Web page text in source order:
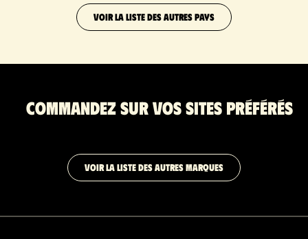
VOIR LA LISTE DES AUTRES PAYS
Commandez sur vos sites préférés
VOIR LA LISTE DES AUTRES MARQUES